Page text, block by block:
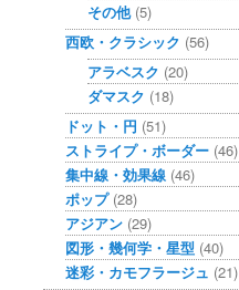
その他(5)
西欧・クラシック (56)
アラベスク (20)
ダマスク (18)
ドット・円 (51)
ストライプ・ボーダー (46)
集中線・効果線 (46)
ポップ(28)
アジアン (29)
図形・幾何学・星型 (40)
迷彩・カモフラージュ (21)